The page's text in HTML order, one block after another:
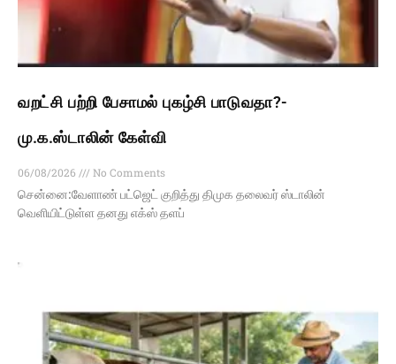
வறட்சி பற்றி பேசாமல் புகழ்சி பாடுவதா?-
மு.க.ஸ்டாலின் கேள்வி
06/08/2026
No Comments
சென்னை:வேளாண் பட்ஜெட் குறித்து திமுக தலைவர் ஸ்டாலின்
வெளியிட்டுள்ள தனது எக்ஸ் தளப்